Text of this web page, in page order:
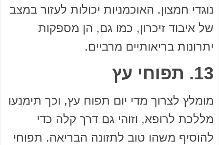
נוגדי חמצון. האוכמניות יכולות לעזור במצב
של איבוד זיכרון, כמו גם, הן מספקות
יתרונות בריאותיים מרביים.
13. תפוחי עץ
מומלץ לצרוך מדי יום תפוח עץ, וכך תימנעו
מללכת לרופא, וזוהי גם דרך קלה כדי
להוסיף משהו טוב לתזונה הבריאה. תפוחי